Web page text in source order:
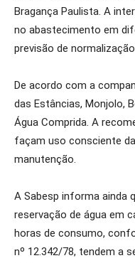
Bragança Paulista. A
no abastecimento em
previsão de
De acordo com a
das Estâncias, Monjolo,
Água Comprida. A
façam uso consciente
manutenção.
A Sabesp informa ainda
reservação de água em
horas de consumo,
nº 12.342/78, tendem a